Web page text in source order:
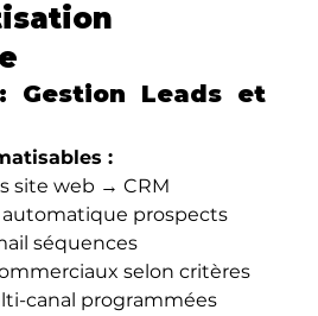
Gestion Leads et
:
site web → CRM
prospects
séquences
selon critères
canal programmées